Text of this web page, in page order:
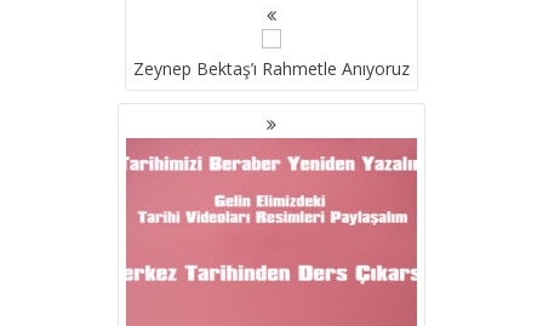
Zeynep Bektaş’ı Rahmetle Anıyoruz